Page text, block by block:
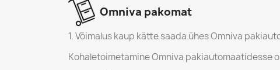
Omniva pakomat
1. Võimalus kaup kätte saada ühes Omniva
Kohaletoimetamine Omniva pakiautomaatidesse